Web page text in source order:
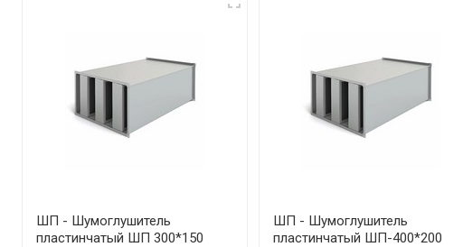
ШП - Шумоглушитель
пластинчатый ШП 300*150
ШП - Шумоглушитель
пластинчатый ШП-400*200